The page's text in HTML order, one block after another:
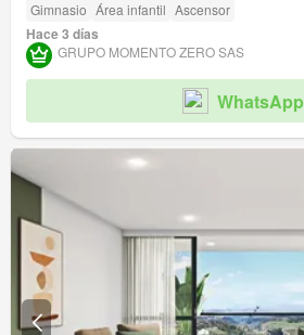
Gimnasio Área infantil Ascensor
Hace 3 días
GRUPO MOMENTO ZERO SAS
WhatsApp